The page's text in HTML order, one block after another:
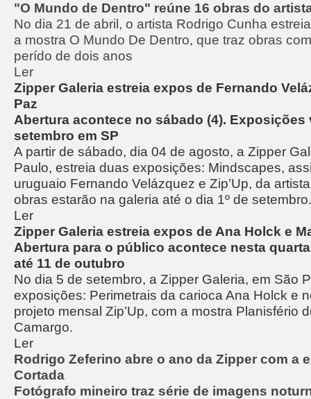
"O Mundo de Dentro" reúne 16 obras do
No dia 21 de abril, o artista Rodrigo Cunha
a mostra O Mundo De Dentro, que traz obras
perído de dois anos
Ler
Zipper Galeria estreia expos de Fernando
Paz
Abertura acontece no sábado (4). Exposições
setembro em SP
A partir de sábado, dia 04 de agosto, a Zipper
Paulo, estreia duas exposições: Mindscapes,
uruguaio Fernando Velázquez e Zip’Up, da
obras estarão na galeria até o dia 1º de setembro.
Ler
Zipper Galeria estreia expos de Ana Holck e
Abertura para o público acontece nesta
até 11 de outubro
No dia 5 de setembro, a Zipper Galeria, em São
exposições: Perimetrais da carioca Ana Holck e
projeto mensal Zip’Up, com a mostra Planisfério
Camargo.
Ler
Rodrigo Zeferino abre o ano da Zipper com a
Cortada
Fotógrafo mineiro traz série de imagens